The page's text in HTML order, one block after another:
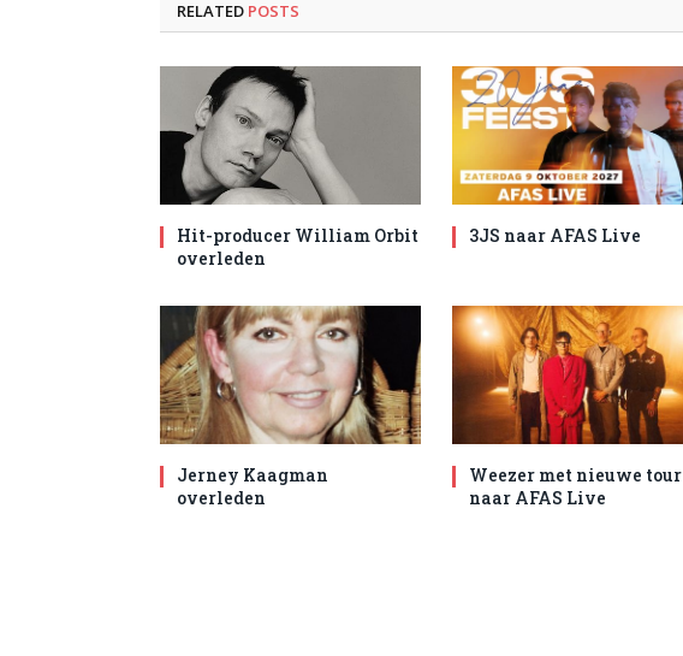
RELATED POSTS
Hit-producer William Orbit
overleden
3JS naar AFAS Live
Jerney Kaagman
overleden
Weezer met nieuwe tour
naar AFAS Live